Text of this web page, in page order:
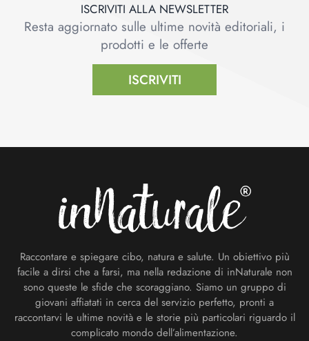
ISCRIVITI ALLA NEWSLETTER
Resta aggiornato sulle ultime novità editoriali, i
prodotti e le offerte
ISCRIVITI
Raccontare e spiegare cibo, natura e salute. Un obiettivo più
facile a dirsi che a farsi, ma nella redazione di inNaturale non
sono queste le sfide che scoraggiano. Siamo un gruppo di
giovani affiatati in cerca del servizio perfetto, pronti a
raccontarvi le ultime novità e le storie più particolari riguardo il
complicato mondo dell’alimentazione.